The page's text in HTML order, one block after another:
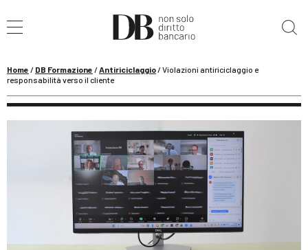
Home / DB Formazione /Antiriciclaggio/Violazioni antiriciclaggio e
responsabilità verso il cliente